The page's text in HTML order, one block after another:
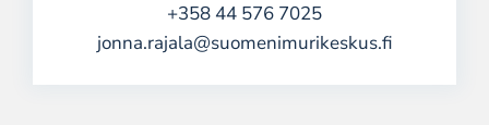
+358 44 576 7025
jonna.rajala@suomenimurikeskus.fi